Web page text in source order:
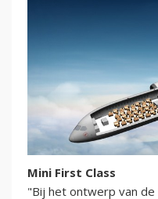
Mini First Class
"Bij het ontwerp van